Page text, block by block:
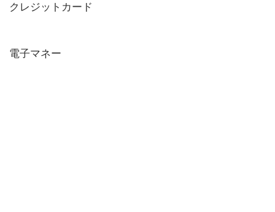
クレジットカード
電子マネー